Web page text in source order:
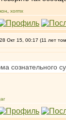
xormx
Окт 15, 00:17 (11 лет
сознательного